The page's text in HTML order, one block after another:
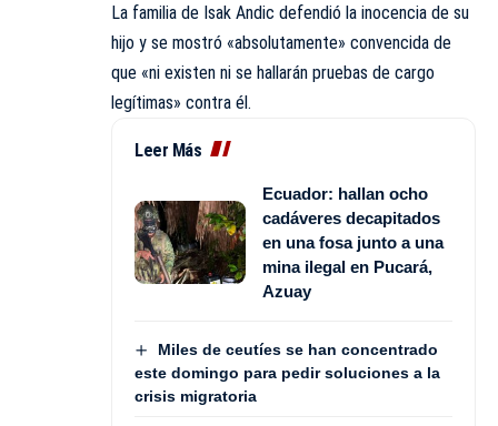
La familia de Isak Andic defendió la inocencia de su
hijo y se mostró «absolutamente» convencida de
que «ni existen ni se hallarán pruebas de cargo
legítimas» contra él.
Leer Más
Ecuador: hallan ocho
cadáveres decapitados
en una fosa junto a una
mina ilegal en Pucará,
Azuay
Miles de ceutíes se han concentrado
este domingo para pedir soluciones a la
crisis migratoria